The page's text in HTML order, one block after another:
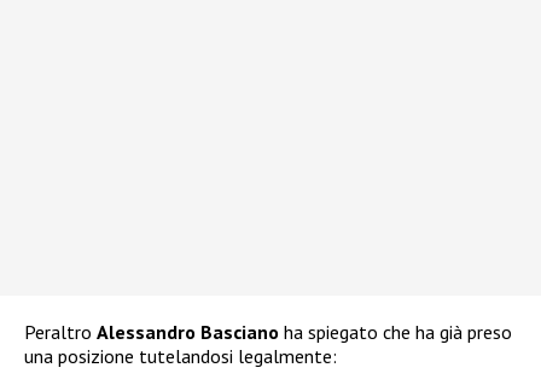
Peraltro Alessandro Basciano ha spiegato che ha già preso
una posizione tutelandosi legalmente: